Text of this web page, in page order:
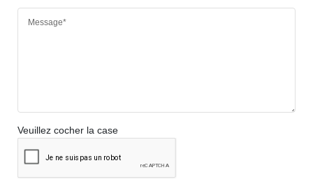
Message*
Veuillez cocher la case